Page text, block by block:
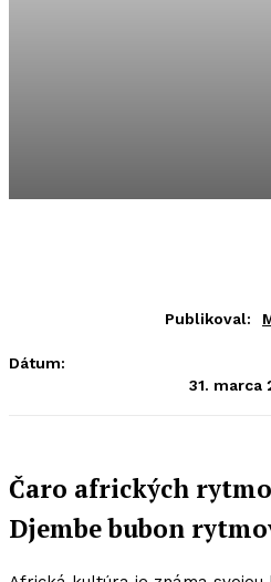
Publikoval:
Dátum:
31. marca
Čaro afrických
Djembe bubon